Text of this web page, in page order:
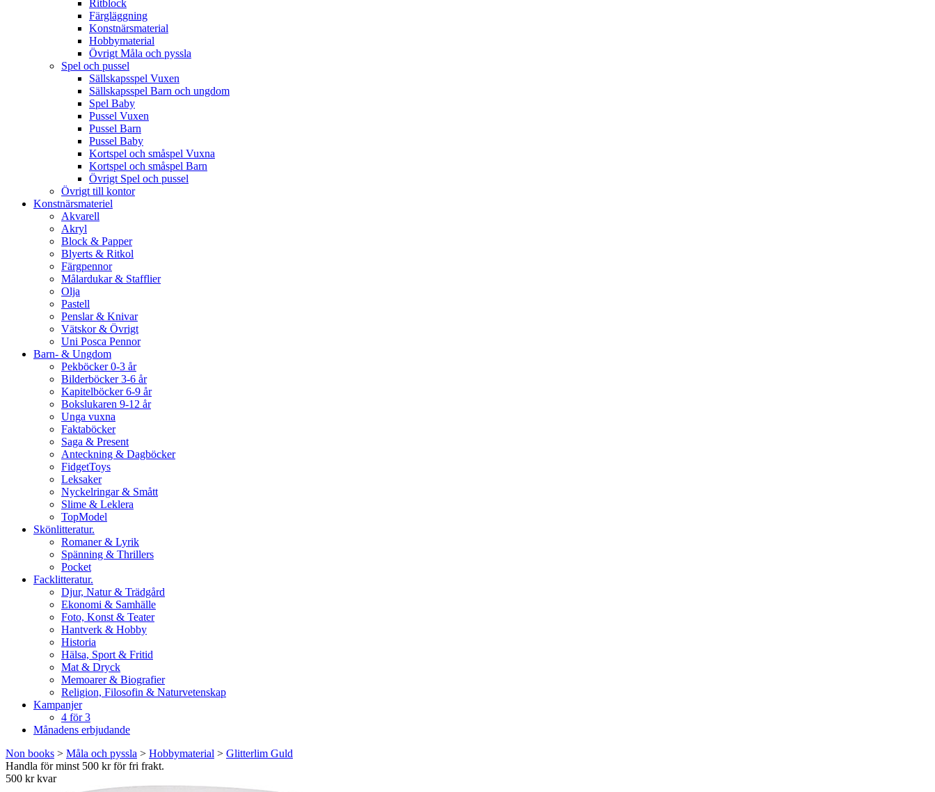
Ritblock
Färgläggning
Konstnärsmaterial
Hobbymaterial
Övrigt Måla och pyssla
Spel och pussel
Sällskapsspel Vuxen
Sällskapsspel Barn och ungdom
Spel Baby
Pussel Vuxen
Pussel Barn
Pussel Baby
Kortspel och småspel Vuxna
Kortspel och småspel Barn
Övrigt Spel och pussel
Övrigt till kontor
Konstnärsmateriel
Akvarell
Akryl
Block & Papper
Blyerts & Ritkol
Färgpennor
Målardukar & Stafflier
Olja
Pastell
Penslar & Knivar
Vätskor & Övrigt
Uni Posca Pennor
Barn- & Ungdom
Pekböcker 0-3 år
Bilderböcker 3-6 år
Kapitelböcker 6-9 år
Bokslukaren 9-12 år
Unga vuxna
Faktaböcker
Saga & Present
Anteckning & Dagböcker
FidgetToys
Leksaker
Nyckelringar & Smått
Slime & Leklera
TopModel
Skönlitteratur.
Romaner & Lyrik
Spänning & Thrillers
Pocket
Facklitteratur.
Djur, Natur & Trädgård
Ekonomi & Samhälle
Foto, Konst & Teater
Hantverk & Hobby
Historia
Hälsa, Sport & Fritid
Mat & Dryck
Memoarer & Biografier
Religion, Filosofin & Naturvetenskap
Kampanjer
4 för 3
Månadens erbjudande
Non books > Måla och pyssla > Hobbymaterial > Glitterlim Guld
Handla för minst 500 kr för fri frakt.
500 kr kvar